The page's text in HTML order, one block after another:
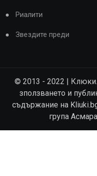
Риалити
Звездите преди
© 2013 - 2022 |
зползването и
съдържание на
група